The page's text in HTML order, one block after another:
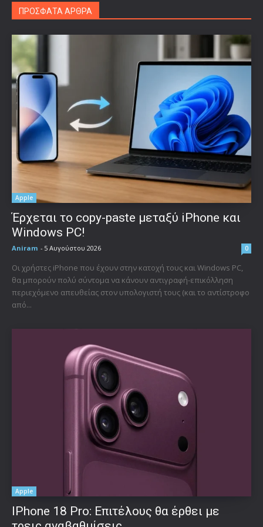
ΠΡΟΣΦΑΤΑ ΑΡΘΡΑ
Apple
Έρχεται το copy-paste μεταξύ iPhone και
Windows PC!
Aniram - 5 Αυγούστου 2026 0
Οι χρήστες iPhone που έχουν στην κατοχή τους και Windows PC,
θα μπορούν πολύ σύντομα να κάνουν αντιγραφή-επικόλληση
περιεχόμενο απευθείας στον υπολογιστή τους (και το αντίστροφο
από...
Apple
IPhone 18 Pro: Επιτέλους θα έρθει με